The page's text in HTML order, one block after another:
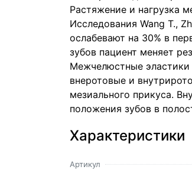
Растяжение и нагрузка
Исследования Wang T.,
ослабевают на 30% в
зубов пациент меняет
Межчелюстные эластики
внеротовые и
мезиального прикуса.
положения зубов в
Характеристики
Артикул